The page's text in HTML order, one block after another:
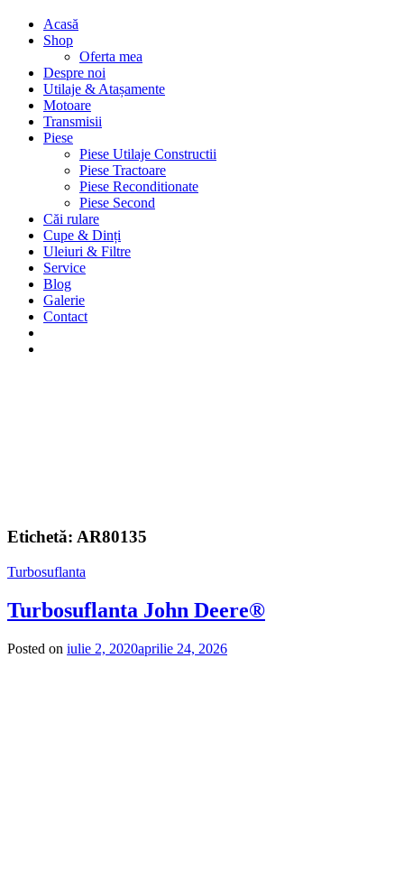
Acasă
Shop
Oferta mea
Despre noi
Utilaje & Atașamente
Motoare
Transmisii
Piese
Piese Utilaje Constructii
Piese Tractoare
Piese Reconditionate
Piese Second
Căi rulare
Cupe & Dinți
Uleiuri & Filtre
Service
Blog
Galerie
Contact
Etichetă: AR80135
Turbosuflanta
Turbosuflanta John Deere®
Posted on iulie 2, 2020aprilie 24, 2026